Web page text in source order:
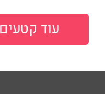
עוד קטעים